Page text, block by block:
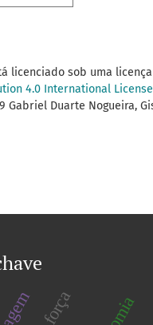
licenciado sob uma licença
4.0 International License
Gabriel Duarte Nogueira,